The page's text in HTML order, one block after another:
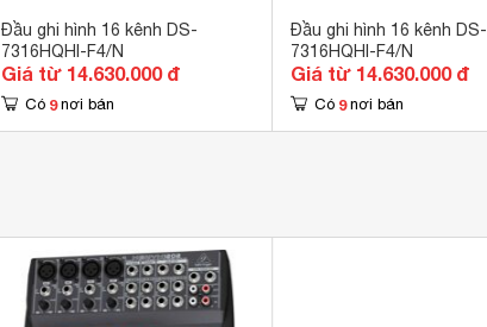
Đầu ghi hình 16 kênh DS-
7316HQHI-F4/N
Giá từ 14.630.000 đ
Có 9 nơi bán
Đầu ghi hình 16 kênh DS-
7316HQHI-F4/N
Giá từ 14.630.000 đ
Có 9 nơi bán